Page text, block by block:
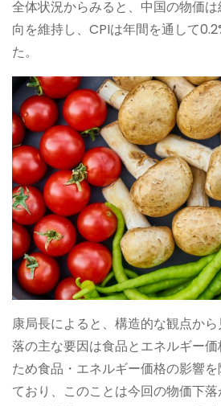
全体状況からみると、中国の物価
向を維持し、CPIは年間を通して
た。
康局長によると、構造的な観点か
落の主な要因は食品とエネルギー
ため食品・エネルギー価格の影響
ており、このことは今回の物価下